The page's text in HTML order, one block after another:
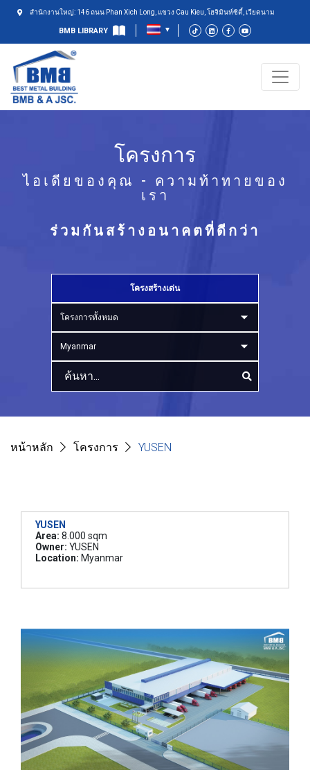
สำนักงานใหญ่: 146 ถนน Phan Xich Long, แขวง Cau Kieu, โฮจิมินห์ซิตี้, เวียดนาม
BMB LIBRARY
โครงการ
ไอเดียของคุณ - ความท้าทายของ
เรา
ร่วมกันสร้างอนาคตที่ดีกว่า
โครงสร้างเด่น
โครงการทั้งหมด
Myanmar
หน้าหลัก โครงการ YUSEN
YUSEN
Area: 8.000 sqm
Owner: YUSEN
Location: Myanmar